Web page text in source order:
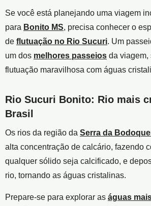
Se você está planejando uma viagem
para Bonito MS, precisa conhecer o
de flutuação no Rio Sucuri. Um
um dos melhores passeios da viagem,
flutuação maravilhosa com águas
Rio Sucuri Bonito: Rio mais
Brasil
Os rios da região da Serra da
alta concentração de calcário, fazendo
qualquer sólido seja calcificado, e
rio, tornando as águas cristalinas.
Prepare-se para explorar as águas